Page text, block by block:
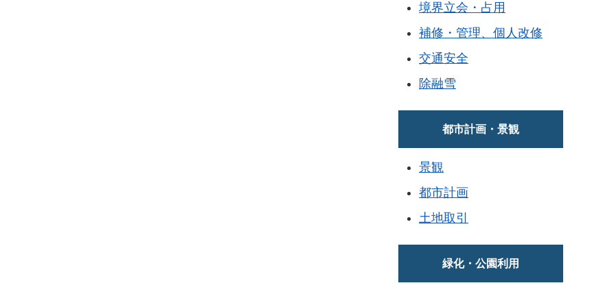
境界立会・占用
補修・管理、個人改修
交通安全
除融雪
都市計画・景観
景観
都市計画
土地取引
緑化・公園利用